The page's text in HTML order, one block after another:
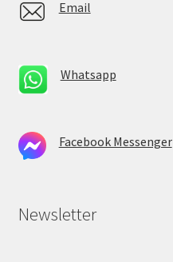
Email
Whatsapp
Facebook Messenger
Newsletter